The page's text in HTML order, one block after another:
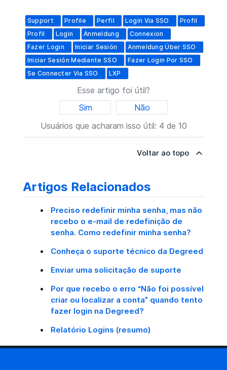
Support Profile Perfil Login Via SSO
Profil
Profil
Login Anmeldung
Connexion
Fazer Login
Iniciar Sesión
Anmeldung Über SSO
Iniciar Sesión Mediante SSO
Fazer Login Por SSO
Se Connecter Via SSO
LXP
Esse artigo foi útil?
Sim
Não
Usuários que acharam isso útil: 4 de 10
Voltar ao topo
Artigos Relacionados
Preciso redefinir minha senha, mas não
recebo o e-mail de redefinição de
senha. Como redefinir minha senha?
Conheça o suporte técnico da Degreed
Enviar uma solicitação de suporte
Por que recebo o erro “Não foi possível
criar ou localizar a conta” quando tento
fazer login na Degreed?
Relatório Logins (resumo)